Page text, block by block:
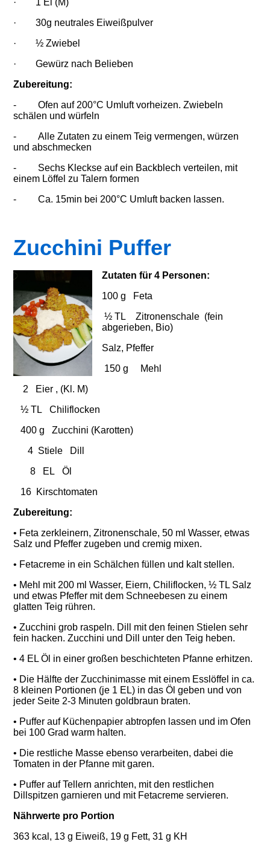
· 1 Ei (M)
· 30g neutrales Eiweißpulver
· ½ Zwiebel
· Gewürz nach Belieben
Zubereitung:
- Ofen auf 200°C Umluft vorheizen. Zwiebeln
schälen und würfeln
- Alle Zutaten zu einem Teig vermengen, würzen
und abschmecken
- Sechs Kleckse auf ein Backblech verteilen, mit
einem Löffel zu Talern formen
- Ca. 15min bei 200°C Umluft backen lassen.
Zucchini Puffer
Zutaten für 4 Personen:
100 g Feta
½ TL Zitronenschale (fein
abgerieben, Bio)
Salz, Pfeffer
150 g Mehl
2 Eier , (Kl. M)
½ TL Chiliflocken
400 g Zucchini (Karotten)
4 Stiele Dill
8 EL Öl
16 Kirschtomaten
Zubereitung:
• Feta zerkleinern, Zitronenschale, 50 ml Wasser, etwas
Salz und Pfeffer zugeben und cremig mixen.
• Fetacreme in ein Schälchen füllen und kalt stellen.
• Mehl mit 200 ml Wasser, Eiern, Chiliflocken, ½ TL Salz
und etwas Pfeffer mit dem Schneebesen zu einem
glatten Teig rühren.
• Zucchini grob raspeln. Dill mit den feinen Stielen sehr
fein hacken. Zucchini und Dill unter den Teig heben.
• 4 EL Öl in einer großen beschichteten Pfanne erhitzen.
• Die Hälfte der Zucchinimasse mit einem Esslöffel in ca.
8 kleinen Portionen (je 1 EL) in das Öl geben und von
jeder Seite 2-3 Minuten goldbraun braten.
• Puffer auf Küchenpapier abtropfen lassen und im Ofen
bei 100 Grad warm halten.
• Die restliche Masse ebenso verarbeiten, dabei die
Tomaten in der Pfanne mit garen.
• Puffer auf Tellern anrichten, mit den restlichen
Dillspitzen garnieren und mit Fetacreme servieren.
Nährwerte pro Portion
363 kcal, 13 g Eiweiß, 19 g Fett, 31 g KH